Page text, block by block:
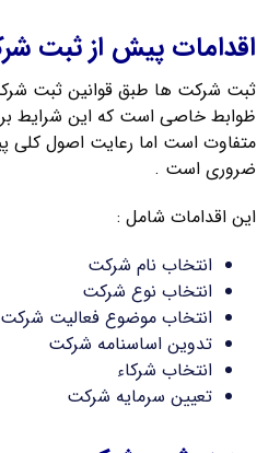
اقدامات پیش از ثبت
ثبت شرکت ها طبق قوانین ثبت
ظوابط خاصی است که این شرایط
متفاوت است اما رعایت اصول کلی
ضروری است .
این اقدامات شامل :
انتخاب نام شرکت
انتخاب نوع شرکت
انتخاب موضوع فعالیت شرکت
تدوین اساسنامه شرکت
انتخاب شرکاء
تعیین سرمایه شرکت